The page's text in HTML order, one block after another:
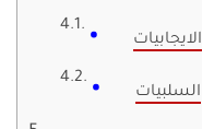
الايجابيات
السلبيات